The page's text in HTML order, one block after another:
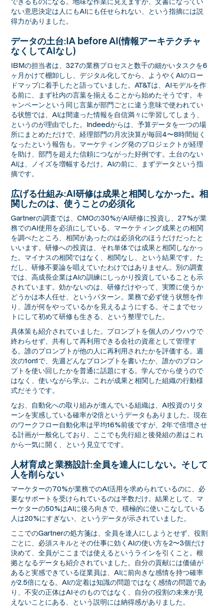
ない意思決定は人にもAIにも任せられない、という指摘には説
得力がありました。
データの土台:IA before AI(情報アーキテクチャ
なくしてAIなし)
IBMの担当者は、327の業務プロセスと数千の細かいタスクを6
ヶ月かけて棚卸しし、デジタル化してから、ようやくAIのロー
ドマップに着手したと語っていました。AT&Tは、AIモデルを作
る前に、まず社内の言葉を揃えることから始めたそうです。キ
ャンペーンという同じ言葉が部門ごとに違う意味で使われてい
る状態では、AIは間違った情報を自信満々に学習してしまう、
というのが理由でした。Indeedからは、予算データを一つの場
所にまとめただけで、経理部門の月次決算が毎回4〜8時間短く
なったという報告も。マーケティング発のプロジェクトが経理
を助け、部門を超えた信頼につながった好例です。土台のない
AIは、ノイズを増幅するだけ。AIの前に、まずデータという指
摘です。
広げる仕組み:AI研修は成果と相関しなかった。相
関したのは、使うことの必須化
Gartnerの調査では、CMOの30%がAI研修に投資し、27%が業
務でのAI使用を必須にしている。マーケティング成果との相関
を調べたところ、相関があったのは必須化のほうだけだったと
いいます。研修への投資は、それ単体では成果と相関しなかっ
た。マイナスの相関ではなく、相関なし、という結果です。た
だし、研修不要論を唱えていたわけではありません。別の調査
では、高成長企業はAIの訓練にしっかり投資していることも示
されています。効かないのは、研修だけやって、実際に使うか
どうかは本人任せ、というパターン。業務で必ず使う状態を作
り、誰が何をやっているかを見えるようにする。そこまでセッ
トにして初めて研修も生きる、という整理でした。
具体策も紹介されていました。プロンプトを個人のノウハウで
終わらせず、共有して再利用できる会社の資産として管理す
る。誰のプロンプトが他の人に再利用されたかを評価する。週
次の1on1で、先週どんなプロンプトを書いたか、誰かのプロン
プトを使い回したかを普通に話題にする。学んでから使うので
はなく、使いながら学ぶ。これが成果と相関した組織の行動様
式だそうです。
なお、自動化への取り組みが進んでいる組織は、AI投資のリタ
ーンを実感している確率が2倍というデータもありました。現在
のワークフロー自動化率は平均16%前後ですが、2年で倍増させ
る計画が一般化しており、ここでも先行組と後発組の差はこれ
から一気に開く、という見立てです。
人材育成と業務設計:全員を達人にしない。そして
人を削らない
マーケターの70%が業務でのAI活用を求められているのに、必
要なサポートを受けられているのは半数だけ。結果として、マ
ーケターの50%はAIに後ろ向きで、積極的に使いこなしている
人は20%にすぎない、というデータが示されていました。
ここでのGartnerの処方箋は、全員を達人にしようとせず、役割
ごとに、必須スキルとその仕事に効くAIの使い方を2〜3個だけ
決めて、全員がここまでは使えるというラインを引くこと。根
拠となるデータも紹介されていました。自分の貢献には価値が
あると実感できている従業員は、AIに前向きな感情を持つ確率
が2.5倍になる。AIの定着は知識の問題ではなく感情の問題であ
り、不安の正体はAIそのものではなく、自分の役割の未来が見
えないことにある、という説明には納得感がありました。